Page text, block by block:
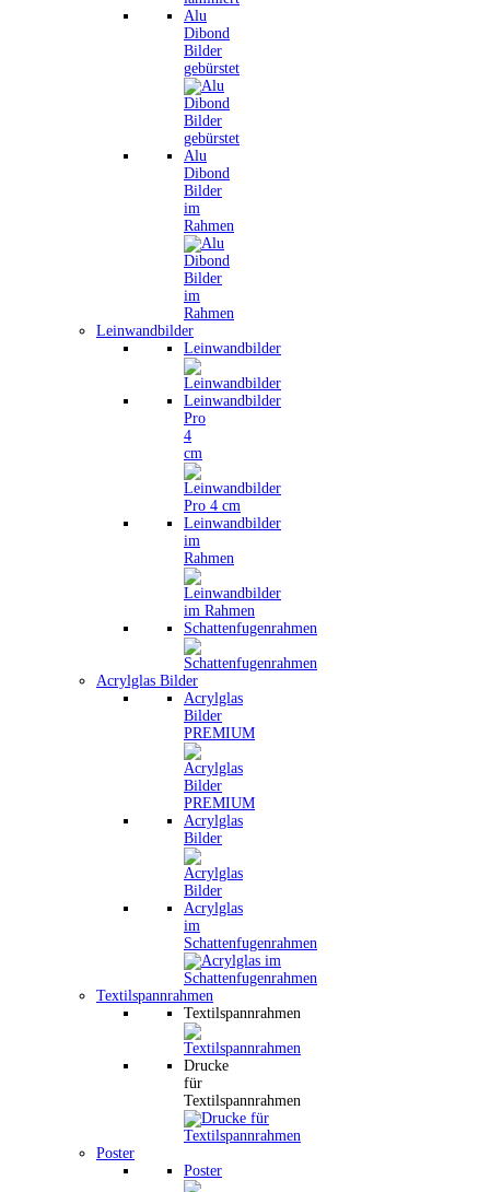
Alu
Dibond
Bilder
gebürstet
Alu
Dibond
Bilder
im
Rahmen
Leinwandbilder
Leinwandbilder
Leinwandbilder
Pro
4
cm
Leinwandbilder
im
Rahmen
Schattenfugenrahmen
Acrylglas Bilder
Acrylglas
Bilder
PREMIUM
Acrylglas
Bilder
Acrylglas
im
Schattenfugenrahmen
Textilspannrahmen
Textilspannrahmen
Drucke
für
Textilspannrahmen
Poster
Poster